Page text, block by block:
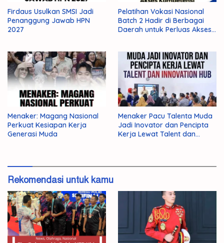
Firdaus Usulkan SMSI Jadi
Penanggung Jawab HPN
2027
Pelatihan Vokasi Nasional
Batch 2 Hadir di Berbagai
Daerah untuk Perluas Akses
Menaker: Magang Nasional
Perkuat Kesiapan Kerja
Generasi Muda
Menaker Pacu Talenta Muda
Jadi Inovator dan Pencipta
Kerja Lewat Talent dan
Rekomendasi untuk kamu